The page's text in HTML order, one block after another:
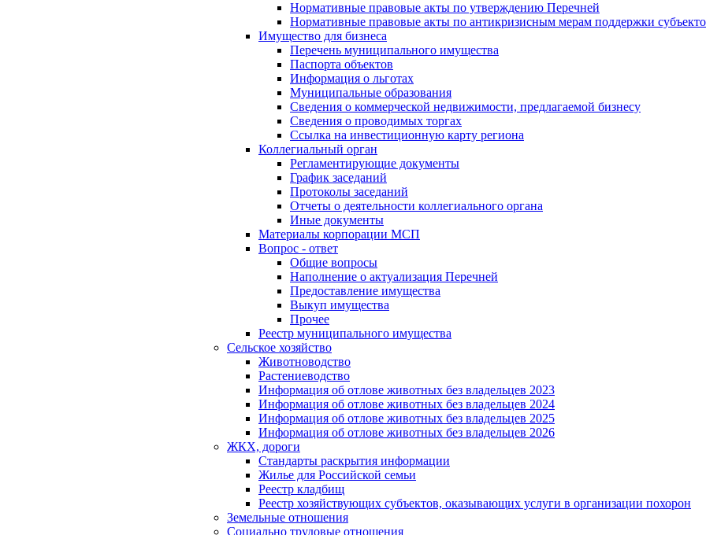
Нормативные правовые акты по утверждению Перечней
Нормативные правовые акты по антикризисным мерам поддержки
Имущество для бизнеса
Перечень муниципального имущества
Паспорта объектов
Информация о льготах
Муниципальные образования
Сведения о коммерческой недвижимости, предлагаемой бизнесу
Сведения о проводимых торгах
Ссылка на инвестиционную карту региона
Коллегиальный орган
Регламентирующие документы
График заседаний
Протоколы заседаний
Отчеты о деятельности коллегиального органа
Иные документы
Материалы корпорации МСП
Вопрос - ответ
Общие вопросы
Наполнение о актуализация Перечней
Предоставление имущества
Выкуп имущества
Прочее
Реестр муниципального имущества
Сельское хозяйство
Животноводство
Растениеводство
Информация об отлове животных без владельцев 2023
Информация об отлове животных без владельцев 2024
Информация об отлове животных без владельцев 2025
Информация об отлове животных без владельцев 2026
ЖКХ, дороги
Стандарты раскрытия информации
Жилье для Российской семьи
Реестр кладбищ
Реестр хозяйствующих субъектов, оказывающих услуги в организации похорон
Земельные отношения
Социально трудовые отношения